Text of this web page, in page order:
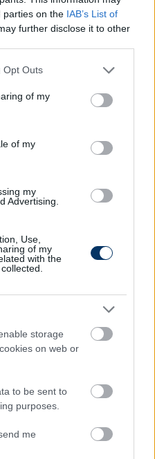
parties on the IAB’s List of
further disclose it to other
uses one or more Google
behaviour. You may click to
and its third-party tags to
purposes in below Google
Opt Outs
of my
of my
my
Advertising.
Use,
of my
with the
storage
on web or
to be sent to
purposes.
me
büntetőt ítélt, amit
sarokba gurított.
frissített
született, így 1-1-es
esti
a Csakfoci az elsők
találatokban